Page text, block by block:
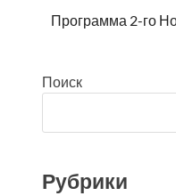
Программа 2-го
Поиск
Рубрики